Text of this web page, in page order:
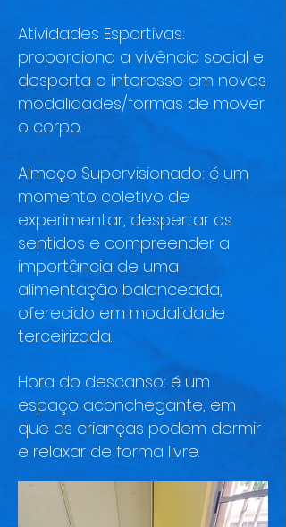
Atividades Esportivas:
proporciona a vivência social e
desperta o interesse em novas
modalidades/formas de mover
o corpo.
Almoço Supervisionado: é um
momento coletivo de
experimentar, despertar os
sentidos e compreender a
importância de uma
alimentação balanceada,
oferecido em modalidade
terceirizada.
Hora do descanso: é um
espaço aconchegante, em
que as crianças podem dormir
e relaxar de forma livre.